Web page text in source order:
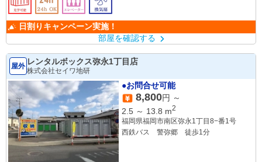
日割りキャンペーン実施！
部屋を確認する
屋外 レンタルボックス弥永1丁目店
株式会社セイワ地研
●お問合せ可能
8,800円 ～
2.5 ～ 13.8 m2
福岡県福岡市南区弥永1丁目8−番1号
西鉄バス 警弥郷 徒歩1分